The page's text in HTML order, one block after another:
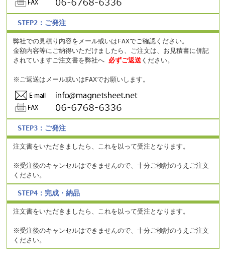
STEP2：ご発注
弊社での見積り内容をメール或いはFAXでご確認ください。
金額内容等にご納得いただけましたら、ご注文は、お見積書に併記
されていますご注文書を弊社へ 必ずご返送 ください。
※ご返送はメール或いはFAXでお願いします。
STEP3：ご発注
注文書をいただきましたら、これを以って受注となります。
※受注後のキャンセルはできませんので、十分ご検討のうえご注文
ください。
STEP4：完成・納品
注文書をいただきましたら、これを以って受注となります。
※受注後のキャンセルはできませんので、十分ご検討のうえご注文
ください。